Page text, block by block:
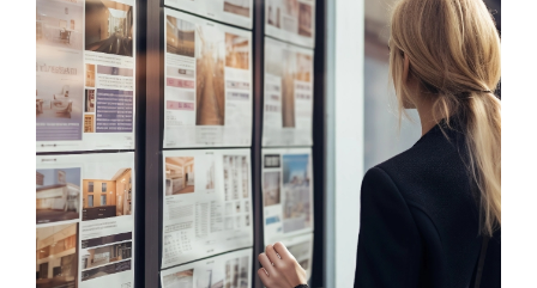
maison de village, de l'immeuble en cœur
de village à l'appartement avec terrasse,
mais aussi des studios, des terrains, des
murs commerciaux, des parkings et des
garages, et beaucoup d'autres
opportunitésd'achat et de location sur
un secteur entre Montpellier et
Lodève. Nous offrons également des
servicesd'estimationpour vous aider à
déterminer la valeur de votre bien